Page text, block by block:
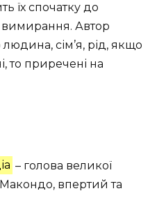
їх спочатку до
вимирання. Автор
сім’я, рід, якщо
то приречені на
– голова великої
впертий та